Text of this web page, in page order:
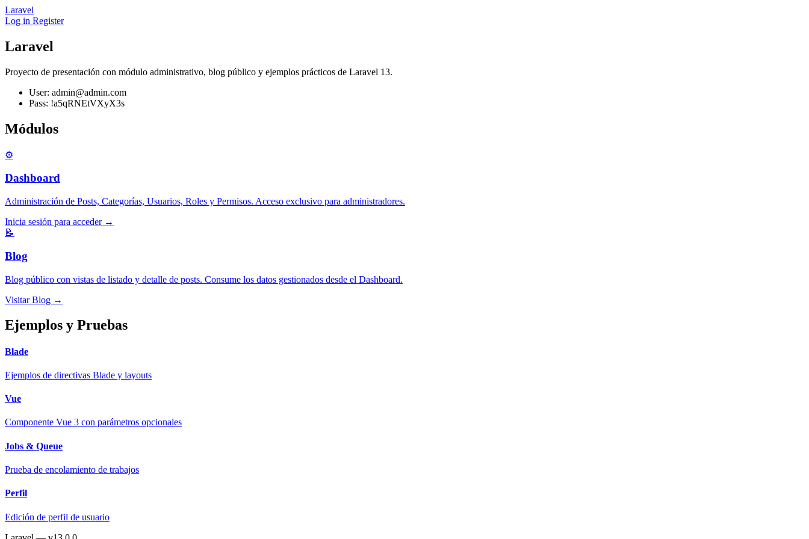
Laravel
Log in Register
Laravel
Proyecto de presentación con módulo administrativo, blog público y ejemplos prácticos de Laravel 13.
User: admin@admin.com
Pass: !a5qRNEtVXyX3s
Módulos
⚙️
Dashboard
Administración de Posts, Categorías, Usuarios, Roles y Permisos. Acceso exclusivo para administradores.
Inicia sesión para acceder →
📝
Blog
Blog público con vistas de listado y detalle de posts. Consume los datos gestionados desde el Dashboard.
Visitar Blog →
Ejemplos y Pruebas
Blade
Ejemplos de directivas Blade y layouts
Vue
Componente Vue 3 con parámetros opcionales
Jobs & Queue
Prueba de encolamiento de trabajos
Perfil
Edición de perfil de usuario